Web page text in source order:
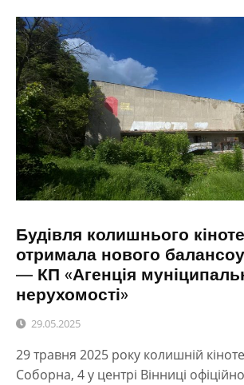
Будівля колишнього
отримала нового
— КП «Агенція
нерухомості»
29.05.2025
29 травня 2025 року колишній
Соборна, 4 у центрі Вінниці